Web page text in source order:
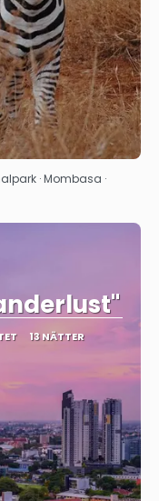
· Mombasa ·
13 NÄTTER